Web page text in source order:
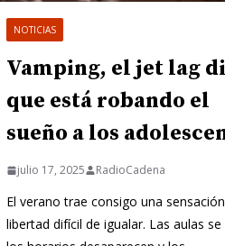
NOTICIAS
Vamping, el jet lag
que está robando el
sueño a los
julio 17, 2025 RadioCadena
El verano trae consigo una
libertad difícil de igualar. Las aulas se